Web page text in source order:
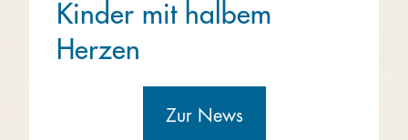
Kinder mit halbem
Herzen
Zur News